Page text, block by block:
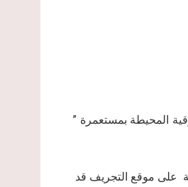
المحيطة بمستعمرة ”
على موقع التجريف قد